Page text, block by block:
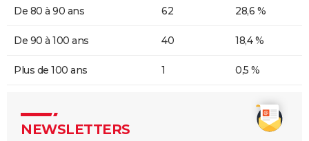
De 80 à 90 ans 62 28,6 %
De 90 à 100 ans 40 18,4 %
Plus de 100 ans 1 0,5 %
NEWSLETTERS